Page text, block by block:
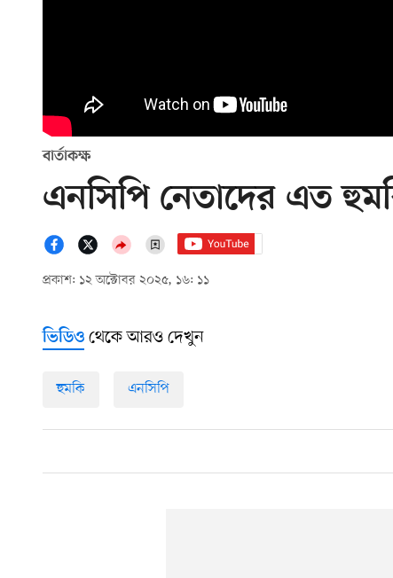
বার্তাকক্ষ
এনসিপি নেতাদের এত
প্রকাশ: ১২ অক্টোবর ২০২৫, ১৬: ১১
ভিডিও থেকে আরও দেখুন
হুমকি এনসিপি